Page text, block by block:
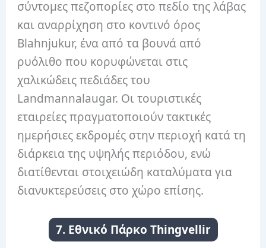
σύντομες πεζοπορίες στο πεδίο της λάβας
και αναρρίχηση στο κοντινό όρος
Blahnjukur, ένα από τα βουνά από
ρυόλιθο που κορυφώνεται στις
χαλικώδεις πεδιάδες του
Landmannalaugar. Οι τουριστικές
εταιρείες πραγματοποιούν τακτικές
ημερήσιες εκδρομές στην περιοχή κατά τη
διάρκεια της υψηλής περιόδου, ενώ
διατίθενται στοιχειώδη καταλύματα για
διανυκτερεύσεις στο χώρο επίσης.
7. Εθνικό Πάρκο Thingvellir